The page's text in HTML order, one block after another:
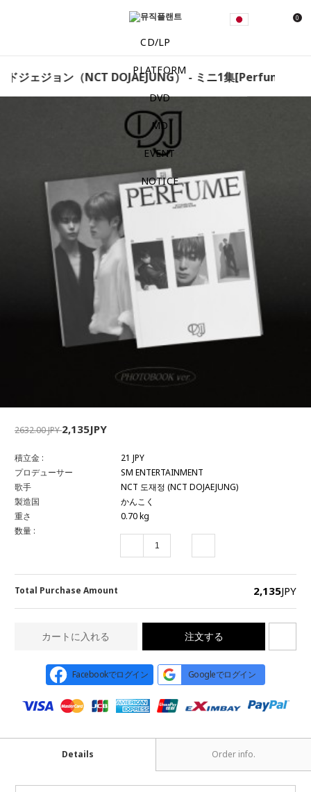
0
CD/LP
PLATFORM
DVD
MD
EVENT
NOTICE
ジェジョン（NCT DOJAEJUNG） - ミニ1集[Perfume]
2632.00 JPY2,135JPY
積立金 :
21 JPY
プロデューサー
SM ENTERTAINMENT
歌手
NCT 도재정 (NCT DOJAEJUNG)
製造国
かんこく
重さ
0.70 kg
数量 :
Total Purchase Amount 2,135JPY
カートに入れる 注文する
Facebookでログイン Googleでログイン
Details Order info.